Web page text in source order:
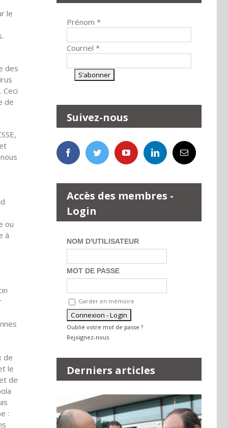
le
des
de
ou
à
de
le
de
:
Prénom *
Courriel *
Suivez-nous
Accès des membres -
Login
NOM D'UTILISATEUR
MOT DE PASSE
Garder en mémoire
Oublié votre mot de passe ?
Rejoignez-nous
Derniers articles